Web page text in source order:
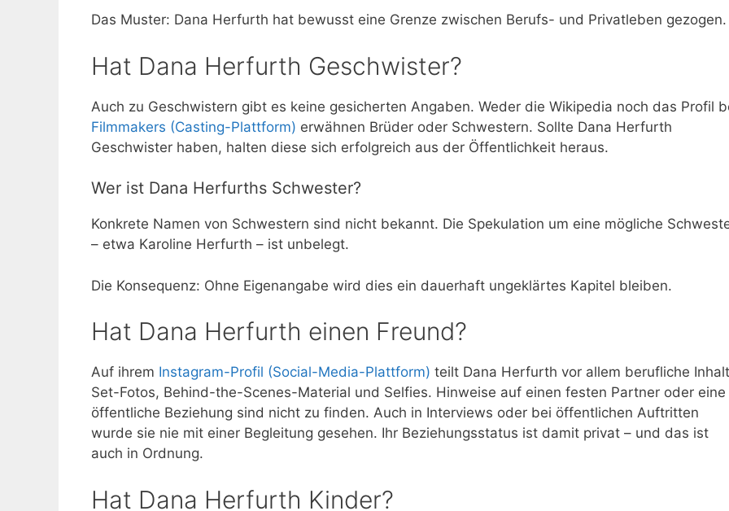
Das Muster: Dana Herfurth hat bewusst eine Grenze zwischen Berufs- und Privatleben gezogen.
Hat Dana Herfurth Geschwister?
Auch zu Geschwistern gibt es keine gesicherten Angaben. Weder die Wikipedia noch das Profil
Filmmakers (Casting-Plattform) erwähnen Brüder oder Schwestern. Sollte Dana Herfurth
Geschwister haben, halten diese sich erfolgreich aus der Öffentlichkeit heraus.
Wer ist Dana Herfurths Schwester?
Konkrete Namen von Schwestern sind nicht bekannt. Die Spekulation um eine mögliche
– etwa Karoline Herfurth – ist unbelegt.
Die Konsequenz: Ohne Eigenangabe wird dies ein dauerhaft ungeklärtes Kapitel bleiben.
Hat Dana Herfurth einen Freund?
Auf ihrem Instagram-Profil (Social-Media-Plattform) teilt Dana Herfurth vor allem berufliche
Set-Fotos, Behind-the-Scenes-Material und Selfies. Hinweise auf einen festen Partner oder eine
öffentliche Beziehung sind nicht zu finden. Auch in Interviews oder bei öffentlichen Auftritten
wurde sie nie mit einer Begleitung gesehen. Ihr Beziehungsstatus ist damit privat – und das ist
auch in Ordnung.
Hat Dana Herfurth Kinder?